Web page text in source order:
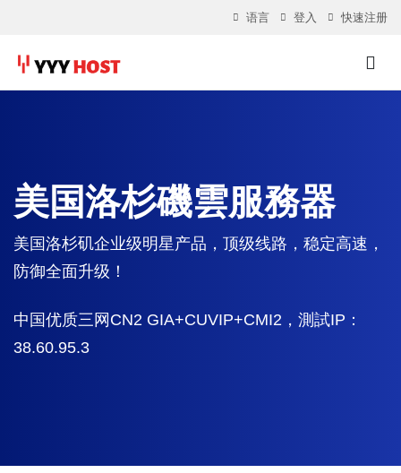
语言 登入 快速注册
美国洛杉磯雲服務器
美国洛杉矶企业级明星产品，顶级线路，稳定高速，
防御全面升级！
中国优质三网CN2 GIA+CUVIP+CMI2，測試IP：
38.60.95.3